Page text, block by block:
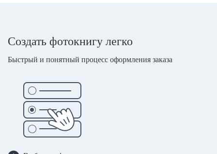
Создать фотокнигу легко
Быстрый и понятный процесс оформления заказа